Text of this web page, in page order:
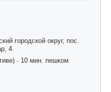
городской округ, пос.
4
· 10 мин. пешком